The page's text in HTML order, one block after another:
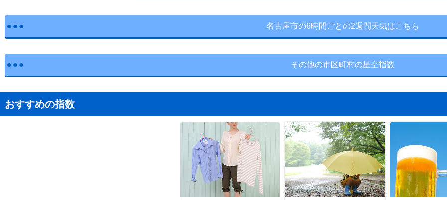
名古屋市の6時間ごとの2週間天気はこちら
その他の市区町村の星空指数
おすすめの指数